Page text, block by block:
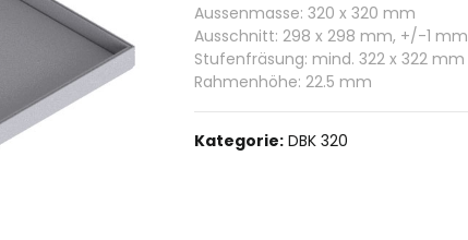
Aussenmasse: 320 x 320 mm
Ausschnitt: 298 x 298 mm, +/-1 mm
Stufenfräsung: mind. 322 x 322 mm
Rahmenhöhe: 22.5 mm
Kategorie: DBK 320